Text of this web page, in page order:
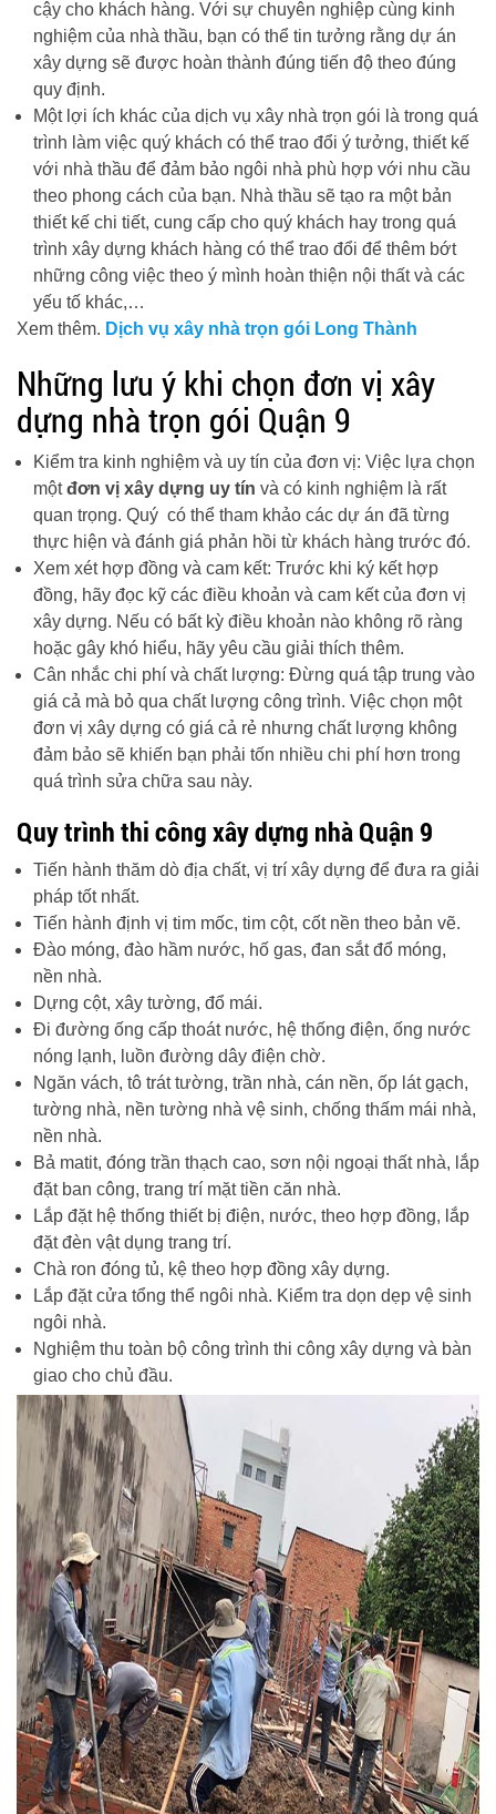
cậy cho khách hàng. Với sự chuyên nghiệp cùng kinh
nghiệm của nhà thầu, bạn có thể tin tưởng rằng dự án
xây dựng sẽ được hoàn thành đúng tiến độ theo đúng
quy định.
Một lợi ích khác của dịch vụ xây nhà trọn gói là trong quá
trình làm việc quý khách có thể trao đổi ý tưởng, thiết kế
với nhà thầu để đảm bảo ngôi nhà phù hợp với nhu cầu
theo phong cách của bạn. Nhà thầu sẽ tạo ra một bản
thiết kế chi tiết, cung cấp cho quý khách hay trong quá
trình xây dựng khách hàng có thể trao đổi để thêm bớt
những công việc theo ý mình hoàn thiện nội thất và các
yếu tố khác,…
Xem thêm. Dịch vụ xây nhà trọn gói Long Thành
Những lưu ý khi chọn đơn vị xây
dựng nhà trọn gói Quận 9
Kiểm tra kinh nghiệm và uy tín của đơn vị: Việc lựa chọn
mộtđơn vị xây dựng uy tín và có kinh nghiệm là rất
quan trọng. Quý có thể tham khảo các dự án đã từng
thực hiện và đánh giá phản hồi từ khách hàng trước đó.
Xem xét hợp đồng và cam kết: Trước khi ký kết hợp
đồng, hãy đọc kỹ các điều khoản và cam kết của đơn vị
xây dựng. Nếu có bất kỳ điều khoản nào không rõ ràng
hoặc gây khó hiểu, hãy yêu cầu giải thích thêm.
Cân nhắc chi phí và chất lượng: Đừng quá tập trung vào
giá cả mà bỏ qua chất lượng công trình. Việc chọn một
đơn vị xây dựng có giá cả rẻ nhưng chất lượng không
đảm bảo sẽ khiến bạn phải tốn nhiều chi phí hơn trong
quá trình sửa chữa sau này.
Quy trình thi công xây dựng nhà Quận 9
Tiến hành thăm dò địa chất, vị trí xây dựng để đưa ra giải
pháp tốt nhất.
Tiến hành định vị tim mốc, tim cột, cốt nền theo bản vẽ.
Đào móng, đào hầm nước, hố gas, đan sắt đổ móng,
nền nhà.
Dựng cột, xây tường, đổ mái.
Đi đường ống cấp thoát nước, hệ thống điện, ống nước
nóng lạnh, luồn đường dây điện chờ.
Ngăn vách, tô trát tường, trần nhà, cán nền, ốp lát gạch,
tường nhà, nền tường nhà vệ sinh, chống thấm mái nhà,
nền nhà.
Bả matit, đóng trần thạch cao, sơn nội ngoại thất nhà, lắp
đặt ban công, trang trí mặt tiền căn nhà.
Lắp đặt hệ thống thiết bị điện, nước, theo hợp đồng, lắp
đặt đèn vật dụng trang trí.
Chà ron đóng tủ, kệ theo hợp đồng xây dựng.
Lắp đặt cửa tổng thể ngôi nhà. Kiểm tra dọn dẹp vệ sinh
ngôi nhà.
Nghiệm thu toàn bộ công trình thi công xây dựng và bàn
giao cho chủ đầu.